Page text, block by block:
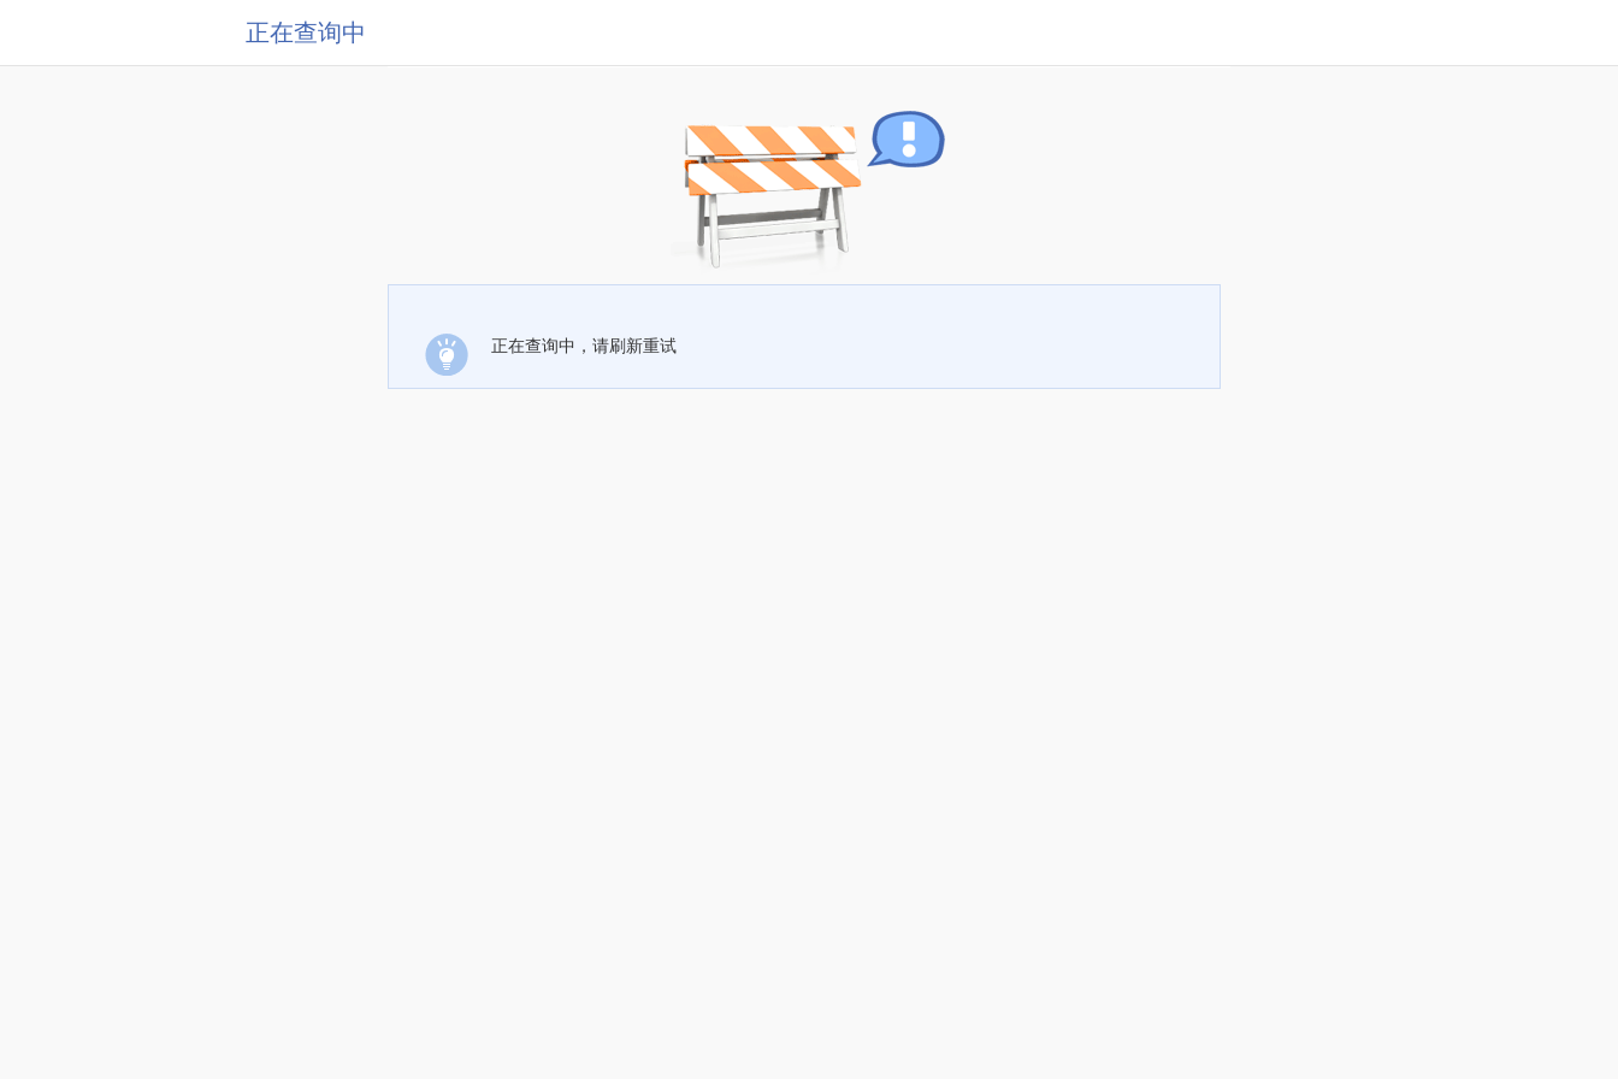
正在查询中
正在查询中，请刷新重试